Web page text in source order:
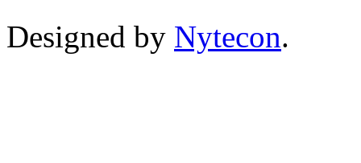
Designed by Nytecon.